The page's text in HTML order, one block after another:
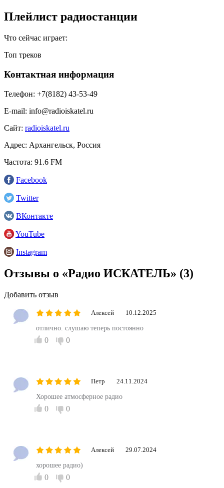
Плейлист радиостанции
Что сейчас играет:
Топ треков
Контактная информация
Телефон: +7(8182) 43-53-49
E-mail: info@radioiskatel.ru
Сайт: radioiskatel.ru
Адрес: Архангельск, Россия
Частота: 91.6 FM
Facebook
Twitter
ВКонтакте
YouTube
Instagram
Отзывы о «Радио ИСКАТЕЛЬ» (3)
Добавить отзыв
Алексей 10.12.2025
отлично. слушаю теперь постоянно
0 0
Петр 24.11.2024
Хорошее атмосферное радио
0 0
Алексей 29.07.2024
хорошее радио)
0 0